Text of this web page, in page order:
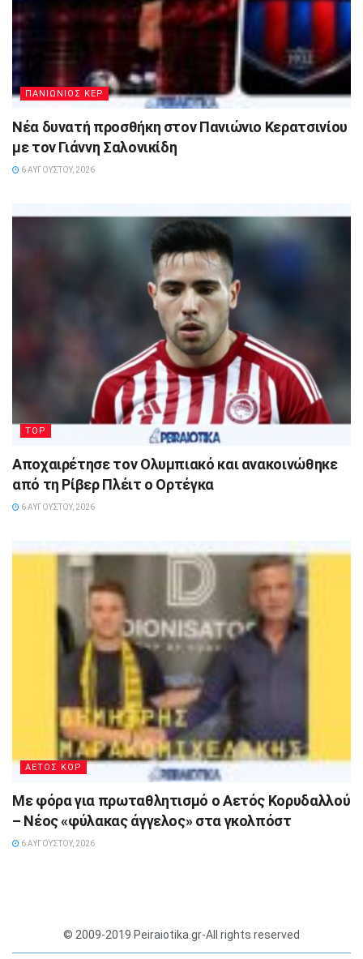
ΠΑΝΙΩΝΙΟΣ ΚΕΡ
Νέα δυνατή προσθήκη στον Πανιώνιο Κερατσινίου
με τον Γιάννη Σαλονικίδη
6 ΑΥΓΟΎΣΤΟΥ, 2026
TOP
Αποχαιρέτησε τον Ολυμπιακό και ανακοινώθηκε
από τη Ρίβερ Πλέιτ ο Ορτέγκα
6 ΑΥΓΟΎΣΤΟΥ, 2026
ΑΕΤΟΣ ΚΟΡ
Με φόρα για πρωταθλητισμό ο Αετός Κορυδαλλού
– Νέος «φύλακας άγγελος» στα γκολπόστ
6 ΑΥΓΟΎΣΤΟΥ, 2026
© 2009-2019 Peiraiotika.gr-All rights reserved